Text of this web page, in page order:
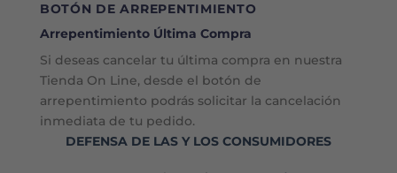
BOTÓN DE ARREPENTIMIENTO
Arrepentimiento Última Compra
Si deseas cancelar tu última compra en nuestra
Tienda On Line, desde el botón de
arrepentimiento podrás solicitar la cancelación
inmediata de tu pedido.
DEFENSA DE LAS Y LOS CONSUMIDORES